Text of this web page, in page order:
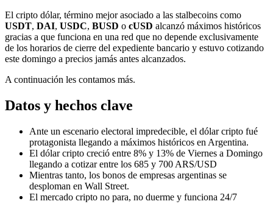
El cripto dólar, término mejor asociado a las stalbecoins como
USDT, DAI, USDC, BUSD o cUSD alcanzó máximos históricos
gracias a que funciona en una red que no depende exclusivamente
de los horarios de cierre del expediente bancario y estuvo cotizando
este domingo a precios jamás antes alcanzados.
A continuación les contamos más.
Datos y hechos clave
Ante un escenario electoral impredecible, el dólar cripto fué
protagonista llegando a máximos históricos en Argentina.
El dólar cripto creció entre 8% y 13% de Viernes a Domingo
llegando a cotizar entre los 685 y 700 ARS/USD
Mientras tanto, los bonos de empresas argentinas se
desploman en Wall Street.
El mercado cripto no para, no duerme y funciona 24/7